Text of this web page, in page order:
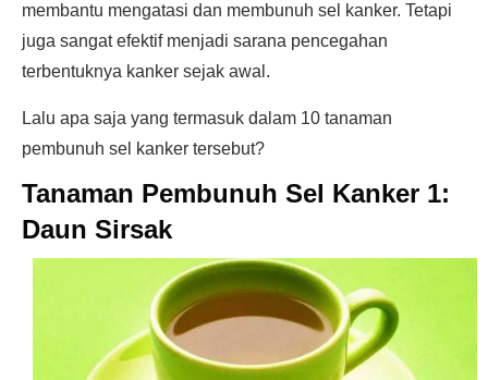
membantu mengatasi dan membunuh sel kanker. Tetapi
juga sangat efektif menjadi sarana pencegahan
terbentuknya kanker sejak awal.
Lalu apa saja yang termasuk dalam 10 tanaman
pembunuh sel kanker tersebut?
Tanaman Pembunuh Sel Kanker 1:
Daun Sirsak